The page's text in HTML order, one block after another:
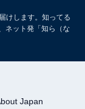
けします。知ってる
ネット発「知ら（な
Japan